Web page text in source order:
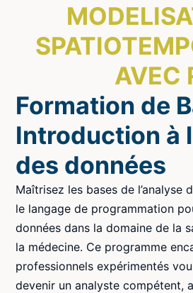
AVEC
Formation de
Introduction à
des données
Maîtrisez les bases de l’analyse
le langage de programmation
données dans la domaine de la
la médecine. Ce programme
professionnels expérimentés
devenir un analyste compétent,